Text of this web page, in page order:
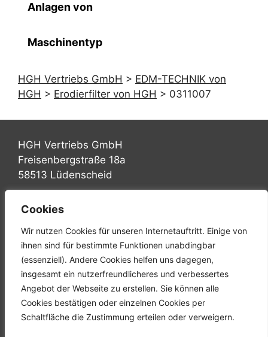
Cookies
Wir nutzen Cookies für unseren Internetauftritt. Einige von
ihnen sind für bestimmte Funktionen unabdingbar
(essenziell). Andere Cookies helfen uns dagegen,
insgesamt ein nutzerfreundlicheres und verbessertes
Angebot der Webseite zu erstellen. Sie können alle
Cookies bestätigen oder einzelnen Cookies per
Schaltfläche die Zustimmung erteilen oder verweigern.
Anlagen von
Maschinentyp
HGH Vertriebs GmbH > EDM-TECHNIK von
HGH > Erodierfilter von HGH > 0311007
HGH Vertriebs GmbH
Freisenbergstraße 18a
58513 Lüdenscheid
Tel.: +49 (0) 2351 947570
Mail: info@hgh-luedenscheid.de
Startseite
Unternehmen
Karriere
Downloads